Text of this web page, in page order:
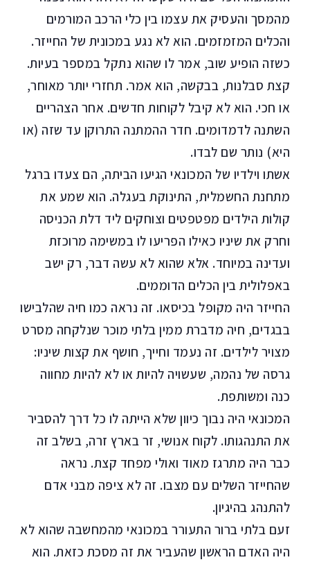
מהמסך והעסיק את עצמו בין כלי הרכב המורמים
והכלים המזמזמים. הוא לא נגע במכונית של החייזר.
כשזה הופיע שוב, אמר לו שהוא נתקל במספר בעיות.
קצת סבלנות, בבקשה, הוא אמר. תחזרי יותר מאוחר,
או חכי. הוא לא קיבל לקוחות חדשים. אחר הצהריים
השתנה לדמדומים. חדר ההמתנה התרוקן עד שזה (או
היא) נותר שם לבדו.
אשתו וילדיו של המכונאי הגיעו הביתה, הם צעדו ברגל
מתחנת החשמלית, התינוקת בעגלה. הוא שמע את
קולות הילדים מפטפטים וצוחקים ליד דלת הכניסה
וחרק את שיניו כאילו הפריעו לו במשימה מרוכזת
ועדינה במיוחד. אלא שהוא לא עשה דבר, רק ישב
באפלולית בין הכלים הדוממים.
החייזר היה מקופל בכיסאו. זה נראה כמו חיה שהלבישו
בבגדים, חיה מדברת ממין בלתי מוכר שנלקחה מסרט
מצויר לילדים. זה נעמד וחייך, חושף את קצות שיניו:
גרסה של נהמה, שעשויה להיות או לא להיות מחווה
כנה ומשותפת.
המכונאי היה נבוך כיוון שלא הייתה לו כל דרך להסביר
את התנהגותו. לקוח אנושי, זר בארץ זרה, בשלב זה
כבר היה מתרגז מאוד ואולי מפחד קצת. נראה
שהחייזר השלים עם מצבו. זה לא ציפה מבני אדם
להתנהג בהיגיון.
זעם בלתי ברור התעורר במכונאי מהמחשבה שהוא לא
היה האדם הראשון שהעביר את זה מסכת כזאת. הוא